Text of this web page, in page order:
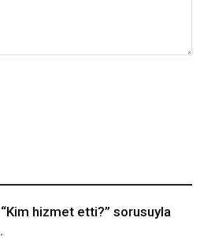
“Kim hizmet etti?” sorusuyla